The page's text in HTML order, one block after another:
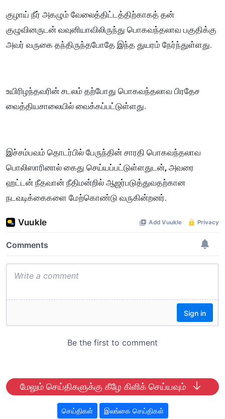
குழாய் நீர் அகழும் வேலைத்திட்டத்திற்காகத் தன்
குழுவினருடன் வவுனியாவிலிருந்து பொகவந்தலாவ பகுதிக்கு
அவர் வருகை தந்திருந்தபோதே இந்த துயரம் நேர்ந்துள்ளது.
உயிரிழந்தவரின் சடலம் தற்போது பொகவந்தலாவ பிரதேச
வைத்தியசாலையில் வைக்கப்பட்டுள்ளது.
இச்சம்பவம் தொடர்பில் பேருந்தின் சாரதி பொகவந்தலாவ
பொலிஸாரினால் கைது செய்யப்பட்டுள்ளதுடன், அவரை
ஹட்டன் நீதவான் நீதிமன்றில் ஆஜர்படுத்துவதற்கான
நடவடிக்கைகளை மேற்கொண்டு வருகின்றனர்.
மேலும் செய்திகளுக்கு கீழே கிளிக் செய்யவும்
செய்திகள் இலங்கை செய்திகள்